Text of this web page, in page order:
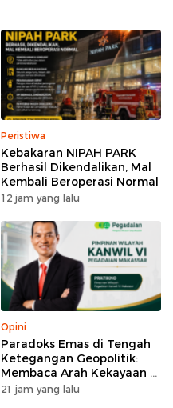
Peristiwa
Kebakaran NIPAH PARK
Berhasil Dikendalikan, Mal
Kembali Beroperasi Normal
12 jam yang lalu
Opini
Paradoks Emas di Tengah
Ketegangan Geopolitik:
Membaca Arah Kekayaan di
Era Turbulensi
21 jam yang lalu